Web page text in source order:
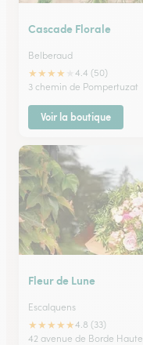
Cascade Florale
Belberaud
★★★★
4.4 (50)
3 chemin de Pompertuzat
Voir la boutique
Fleur de Lune
Escalquens
★★★★★4.8 (33)
42 avenue de Borde Haute